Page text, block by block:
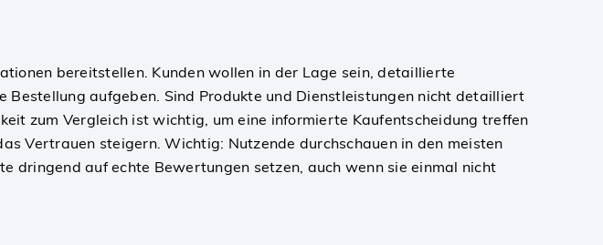
bereitstellen. Kunden wollen in der Lage sein, detaillierte
Bestellung aufgeben. Sind Produkte und Dienstleistungen nicht detailliert
zum Vergleich ist wichtig, um eine informierte Kaufentscheidung treffen
Vertrauen steigern. Wichtig: Nutzende durchschauen in den meisten
dringend auf echte Bewertungen setzen, auch wenn sie einmal nicht